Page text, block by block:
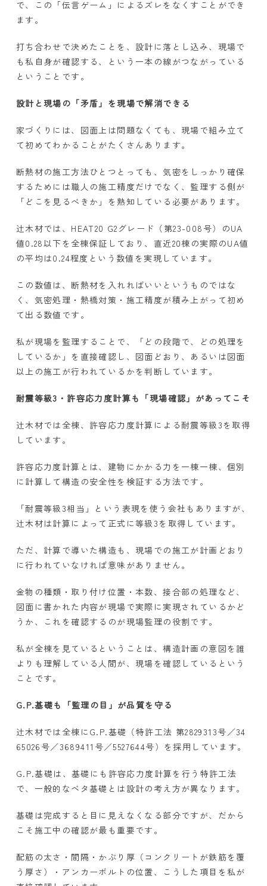
で、この「伝言ゲーム」によるズレをなくすことができ
ます。
打ち合わせで決めたことを、設計に落とし込み、現場で
も私自身が確認する、という一本の線がつながっている
ということです。
設計と現場の「矛盾」を現場で解消できる
家づくりには、図面上は問題なくても、現場で組み立て
て初めてわかることがたくさんあります。
断熱材の施工方法ひとつとっても、気密をしっかり確保
するためには職人の施工精度だけでなく、監理する側が
「どこを見るべきか」を熟知している必要があります。
辻木材では、 HEAT20 G2 グレード（第23-008 号）のUA
値0.28以下を全棟保証しており、直近20棟の実際のUA値
の平均は0.24程度という数値を実現しています。
この数値は、断熱材を入れればいいというものではな
く、気密処理・熱橋対策・施工精度が積み上がって初め
て出る数値です。
私が現場を監理することで、「どの段階で、どの処理を
しているか」を直接確認し、図面どおり、あるいは図面
以上の施工が行われているかを判断しています。
耐震等級3 ・許容応力度計算も「現場確認」があってこそ
辻木材では全棟、許容応力度計算による耐震等級3を取得
しています。
許容応力度計算とは、建物にかかる力を一棟一棟、個別
に計算して構造の安全性を検証する方法です。
「耐震等級3相当」という表現を使う会社もありますが、
辻木材は計算によって正式に等級3を取得しています。
ただ、計算で導いた構造も、現場での施工が計画どおり
に行われていなければ意味がありません。
金物の種類・取り付け位置・本数、接合部の処理など、
図面に書かれた内容が現場で実際に実現されているかど
うか、これを確認するのが現場監理の役割です。
私が全棟を見ているということは、構造計画の意図を誰
よりも理解している人間が、現場を確認しているという
ことです。
G.P.基礎も「監理の目」が品質を守る
辻木材では全棟に G.P.基礎（特許工法 第2829313号／34
65026 号／3689411 号／5527644号）を採用しています。
G.P.基礎は、基礎にも許容応力度計算を行う特許工法
で、一般的なベタ基礎とは設計の考え方が異なります。
基礎は完成すると目に見えなくなる部分ですが、だから
こそ施工中の確認が最も重要です。
配筋の太さ・間隔・かぶり厚（コンクリートが鉄筋を覆
う厚さ）・アンカーボルトの位置、こうした項目を私が